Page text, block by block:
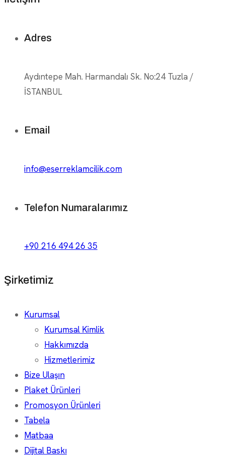
Adres
Aydıntepe Mah. Harmandalı Sk. No:24 Tuzla /
İSTANBUL
Email
info@eserreklamcilik.com
Telefon Numaralarımız
+90 216 494 26 35
Şirketimiz
Kurumsal
Kurumsal Kimlik
Hakkımızda
Hizmetlerimiz
Bize Ulaşın
Plaket Ürünleri
Promosyon Ürünleri
Tabela
Matbaa
Dijital Baskı